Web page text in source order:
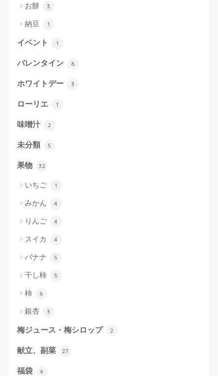
お餅 3
納豆 1
イベント 1
バレンタイン 6
ホワイトデー 3
ローリエ 1
味噌汁 2
未分類 5
果物 32
いちご 1
みかん 4
りんご 4
スイカ 4
バナナ 5
干し柿 5
柿 6
銀杏 3
梅ジュース・梅シロップ 2
献立、副菜 27
福袋 4